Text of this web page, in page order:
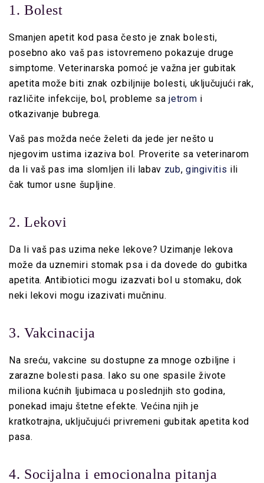
1. Bolest
Smanjen apetit kod pasa često je znak bolesti,
posebno ako vaš pas istovremeno pokazuje druge
simptome. Veterinarska pomoć je važna jer gubitak
apetita može biti znak ozbiljnije bolesti, uključujući rak,
različite infekcije, bol, probleme sajetrom i
otkazivanje bubrega.
Vaš pas možda neće želeti da jede jer nešto u
njegovim ustima izaziva bol. Proverite sa veterinarom
da li vaš pas ima slomljen ili labav zub, gingivitis ili
čak tumor usne šupljine.
2. Lekovi
Da li vaš pas uzima neke lekove? Uzimanje lekova
može da uznemiri stomak psa i da dovede do gubitka
apetita. Antibiotici mogu izazvati bol u stomaku, dok
neki lekovi mogu izazivati mučninu.
3. Vakcinacija
Na sreću, vakcine su dostupne za mnoge ozbiljne i
zarazne bolesti pasa. Iako su one spasile živote
miliona kućnih ljubimaca u poslednjih sto godina,
ponekad imaju štetne efekte. Većina njih je
kratkotrajna, uključujući privremeni gubitak apetita kod
pasa.
4. Socijalna i emocionalna pitanja